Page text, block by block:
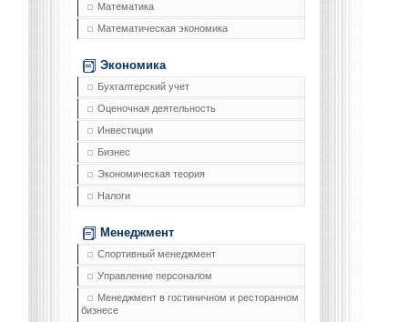
Математика
Математическая экономика
Экономика
Бухгалтерский учет
Оценочная деятельность
Инвестиции
Бизнес
Экономическая теория
Налоги
Менеджмент
Спортивный менеджмент
Управление персоналом
Менеджмент в гостиничном и ресторанном
бизнесе